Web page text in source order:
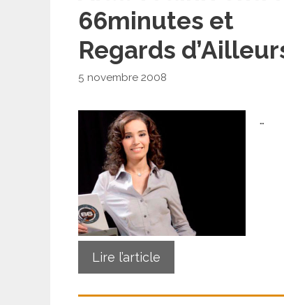
66minutes et
Regards
5 novembre 2008
…
Lire l’article